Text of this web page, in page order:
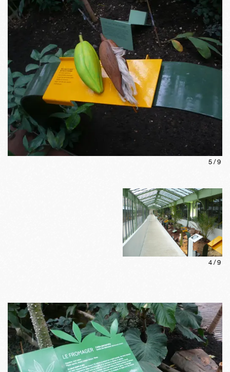
5 /9
4 /9